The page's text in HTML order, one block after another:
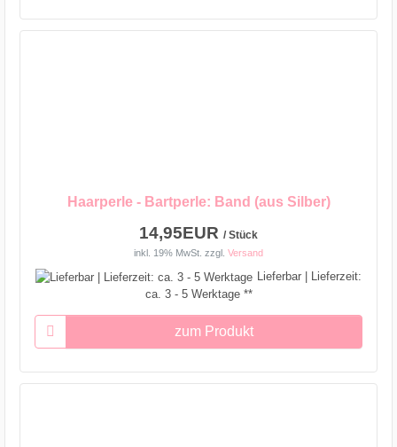
Haarperle - Bartperle: Band (aus Silber)
14,95EUR / Stück
inkl. 19% MwSt. zzgl. Versand
Lieferbar | Lieferzeit:
ca. 3 - 5 Werktage **
zum Produkt